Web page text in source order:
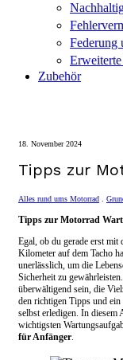
Federung
Zubehör
18. November 2024
Tipps zur
Alles rund ums Motorrad
Tipps zur Motorrad
Egal, ob du gerade erst mit
Kilometer auf dem Tacho
unerlässlich, um die
Sicherheit zu
überwältigend sein, die
den richtigen Tipps und ein
selbst erledigen. In
wichtigsten
für Anfänger